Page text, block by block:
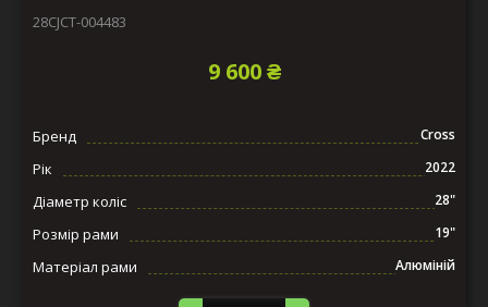
28CJCT-004483
9 600 ₴
Бренд Cross
Рік 2022
Діаметр коліс 28"
Розмір рами 19"
Матеріал рами Алюміній